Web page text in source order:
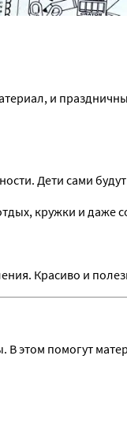
и
Дети сами
кружки и даже
Красиво и
В этом помогут